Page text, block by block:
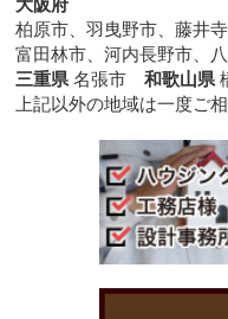
大阪府
柏原市、羽曳野市、藤井
富田林市、河内長野市、
三重県 名張市和歌山県
上記以外の地域は一度ご